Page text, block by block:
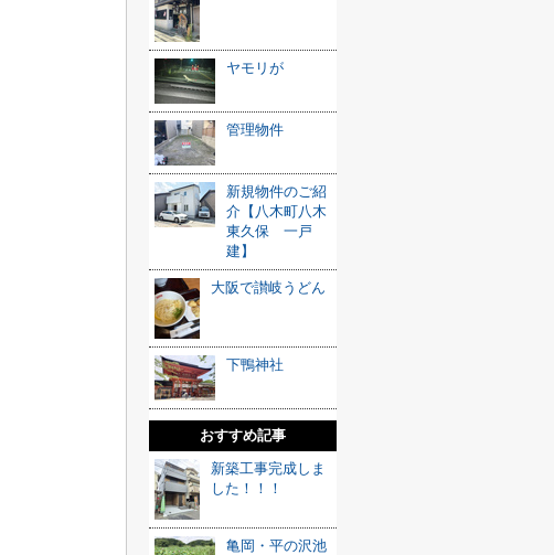
ヤモリが
管理物件
新規物件のご紹
介【八木町八木
東久保 一戸
建】
大阪で讃岐うどん
下鴨神社
おすすめ記事
新築工事完成しま
した！！！
亀岡・平の沢池